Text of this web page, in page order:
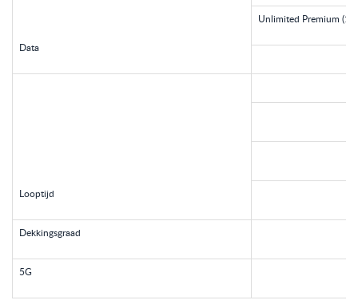
Data
Unlimited Premium
Looptijd
Dekkingsgraad
5G